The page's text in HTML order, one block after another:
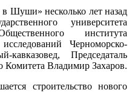
Шуши» несколько лет назад
университета
института
Черноморско-
кавказовед, Председаталь
Комитета Владимир Захаров.
строительство нового